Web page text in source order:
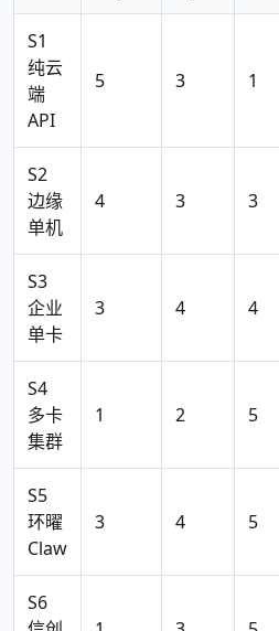
S1
纯云
端
API
5 3 1
S2
边缘
单机
4 3 3
S3
企业
单卡
3 4 4
S4
多卡
集群
1 2 5
S5
环曜
Claw
3 4 5
S6